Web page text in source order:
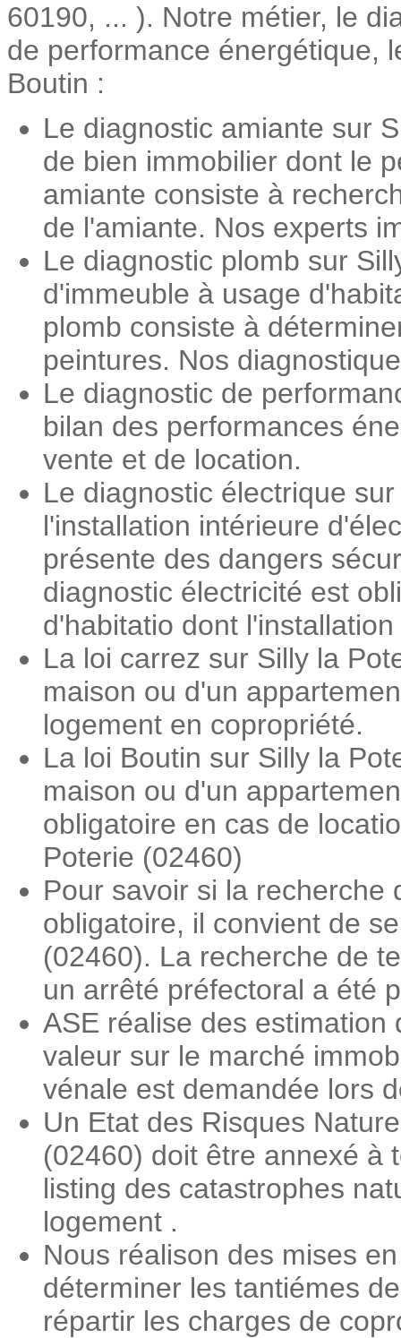
60190, ... ). Notre métier, le
de performance énergétique,
Boutin :
Le diagnostic amiante sur
de bien immobilier dont le
amiante consiste à
de l'amiante. Nos experts
Le diagnostic plomb sur
d'immeuble à usage
plomb consiste à
peintures. Nos
Le diagnostic de
bilan des performances
vente et de location.
Le diagnostic électrique
l'installation intérieure
présente des dangers
diagnostic électricité est
d'habitatio dont
La loi carrez sur Silly la
maison ou d'un
logement en copropriété.
La loi Boutin sur Silly la
maison ou d'un
obligatoire en cas de
Poterie (02460)
Pour savoir si la recherche
obligatoire, il convient de
(02460). La recherche de
un arrêté préfectoral a été
ASE réalise des
valeur sur le marché
vénale est demandée lors
Un Etat des Risques
(02460) doit être annexé à
listing des catastrophes
logement .
Nous réalison des mises
déterminer les tantiémes
répartir les charges de